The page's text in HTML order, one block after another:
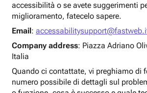
accessibilità o se avete suggerimenti
miglioramento, fatecelo sapere.
Email:
Company address: Piazza Adriano
Italia
Quando ci contattate, vi preghiamo di
numero possibile di dettagli sul